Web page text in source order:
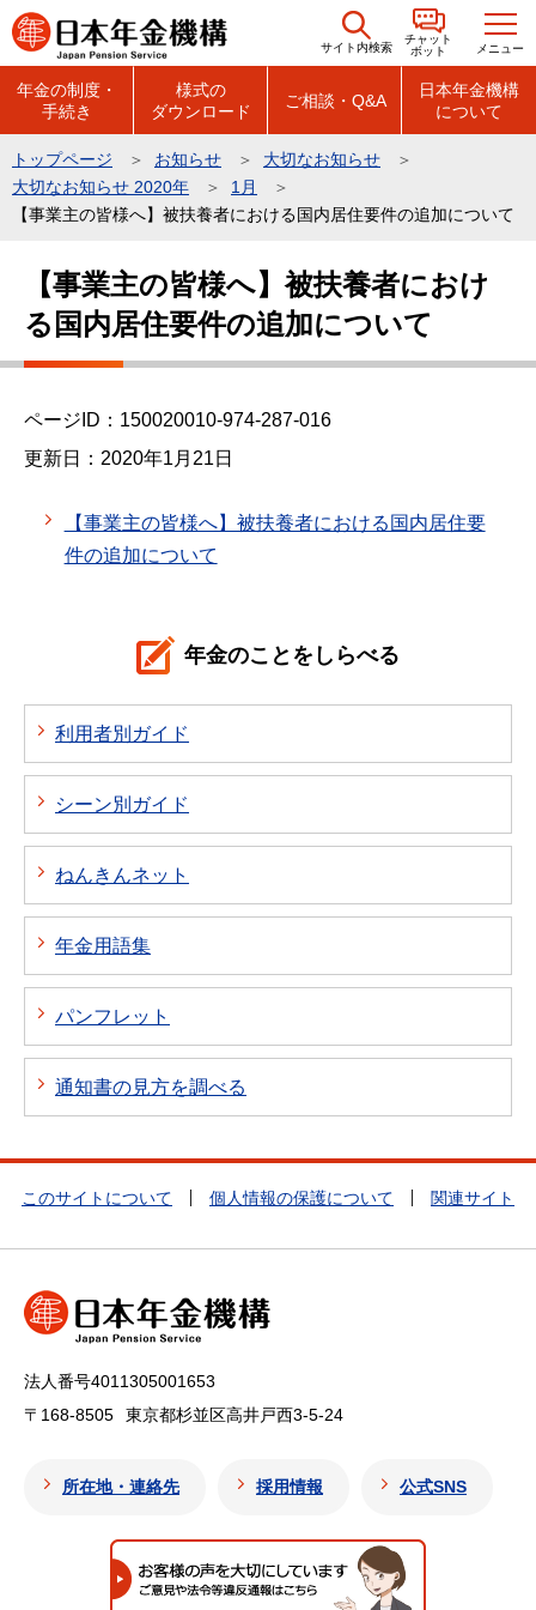
こ
の
サイト内検索
チャット
ボット
メニュー
年金の制度・
手続き
様式の
ダウンロード
ご相談・Q&A
日本年金機構
について
トップページ お知らせ
大切なお知らせ
大切なお知らせ 2020年
1月
【事業主の皆様へ】被扶養者における国内居住要件の追加について
【事業主の皆様へ】被扶養者におけ
る国内居住要件の追加について
ページID：150020010-974-287-016
更新日：2020年1月21日
【事業主の皆様へ】被扶養者における国内居住要
件の追加について
年金のことをしらべる
利用者別ガイド
シーン別ガイド
ねんきんネット
年金用語集
パンフレット
通知書の見方を調べる
このサイトについて 個人情報の保護について 関連サイト
法人番号4011305001653
〒168-8505
東京都杉並区高井戸西3-5-24
所在地・連絡先 採用情報 公式SNS